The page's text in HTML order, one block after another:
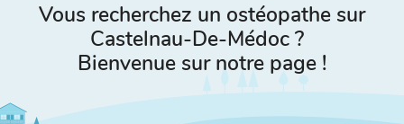
Vous recherchez un ostéopathe sur
Castelnau-De-Médoc ?
Bienvenue sur notre page !